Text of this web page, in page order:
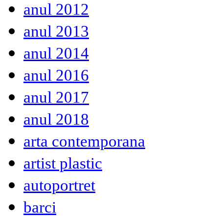
anul 2012
anul 2013
anul 2014
anul 2016
anul 2017
anul 2018
arta contemporana
artist plastic
autoportret
barci